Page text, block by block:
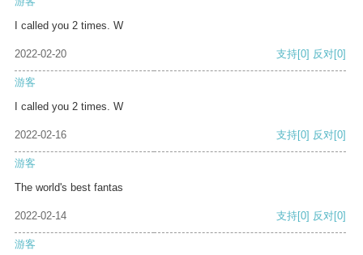
I called you 2 times. W
2022-02-20 支持[0] 反对[0]
游客
I called you 2 times. W
2022-02-16 支持[0] 反对[0]
游客
The world's best fantas
2022-02-14 支持[0] 反对[0]
游客